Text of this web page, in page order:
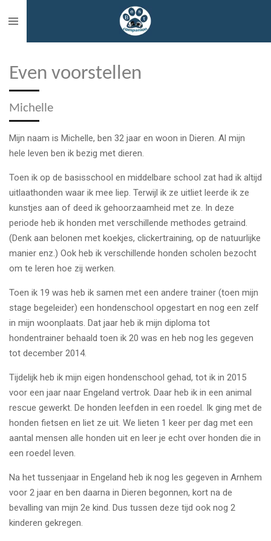
direct
hoofdinhoud
Even voorstellen
Michelle
Mijn naam is Michelle, ben 32 jaar en woon in Dieren. Al mijn
hele leven ben ik bezig met dieren.
Toen ik op de basisschool en middelbare school zat had ik altijd
uitlaathonden waar ik mee liep. Terwijl ik ze uitliet leerde ik ze
kunstjes aan of deed ik gehoorzaamheid met ze. In deze
periode heb ik honden met verschillende methodes getraind.
(Denk aan belonen met koekjes, clickertraining, op de natuurlijke
manier enz.) Ook heb ik verschillende honden scholen bezocht
om te leren hoe zij werken.
Toen ik 19 was heb ik samen met een andere trainer (toen mijn
stage begeleider) een hondenschool opgestart en nog een zelf
in mijn woonplaats. Dat jaar heb ik mijn diploma tot
hondentrainer behaald toen ik 20 was en heb nog les gegeven
tot december 2014.
Tijdelijk heb ik mijn eigen hondenschool gehad, tot ik in 2015
voor een jaar naar Engeland vertrok. Daar heb ik in een animal
rescue gewerkt. De honden leefden in een roedel. Ik ging met de
honden fietsen en liet ze uit. We lieten 1 keer per dag met een
aantal mensen alle honden uit en leer je echt over honden die in
een roedel leven.
Na het tussenjaar in Engeland heb ik nog les gegeven in Arnhem
voor 2 jaar en ben daarna in Dieren begonnen, kort na de
bevalling van mijn 2e kind. Dus tussen deze tijd ook nog 2
kinderen gekregen.